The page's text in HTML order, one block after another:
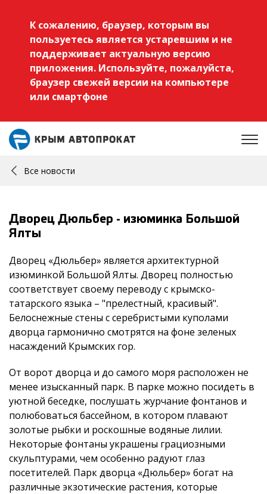
К сожалению, браузер, которым вы
пользуетесь является устаревшим и не
поддерживает актуальную версию
приложения. Используйте, пожалуйста,
браузер свежей версии на компьютере
или смартфоне
Все новости
Дворец Дюльбер - изюминка Большой
Ялты
Дворец «Дюльбер» является архитектурной
изюминкой Большой Ялты. Дворец полностью
соответствует своему переводу с крымско-
татарского языка – "прелестный, красивый".
Белоснежные стены с серебристыми куполами
дворца гармонично смотрятся на фоне зеленых
насаждений Крымских гор.
От ворот дворца и до самого моря расположен не
менее изысканный парк. В парке можно посидеть в
уютной беседке, послушать журчание фонтанов и
полюбоваться бассейном, в котором плавают
золотые рыбки и роскошные водяные лилии.
Некоторые фонтаны украшены грациозными
скульптурами, чем особенно радуют глаз
посетителей. Парк дворца «Дюльбер» богат на
различные экзотические растения, которые